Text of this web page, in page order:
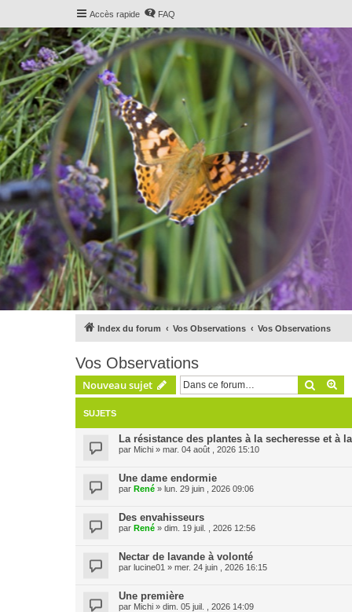
Accès rapide FAQ
Index du forum Vos Observations Vos Observations
Vos Observations
Nouveau sujet
SUJETS
La résistance des plantes à la secheresse et à
par Michi » mar. 04 août , 2026 15:10
Une dame endormie
par René » lun. 29 juin , 2026 09:06
Des envahisseurs
par René » dim. 19 juil. , 2026 12:56
Nectar de lavande à volonté
par lucine01 » mer. 24 juin , 2026 16:15
Une première
par Michi » dim. 05 juil. , 2026 14:09